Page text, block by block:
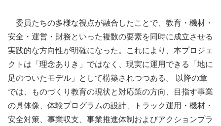
委員たちの多様な視点が融合したことで、教育・機材・
安全・運営・財務といった複数の要素を同時に成立させる
実践的な方向性が明確になった。これにより、本プロジェ
クトは「理念ありき」ではなく、現実に運用できる「地に
足のついたモデル」として構築されつつある。 以降の章
では、ものづくり教育の現状と対応策の方向、目指す事業
の具体像、体験プログラムの設計、トラック運用・機材・
安全対策、事業収支、事業推進体制およびアクションプラ